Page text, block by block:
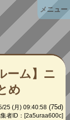
ーム】ニ
め
25 (月) 09:40:58 (75d)
者ID：[2a5uraa600c]
メニュー